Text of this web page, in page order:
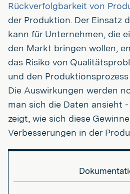
Rückverfolgbarkeit von
der Produktion. Der Einsatz
kann für Unternehmen, die
den Markt bringen wollen,
das Risiko von
und den
Die Auswirkungen werden
man sich die Daten ansieht
zeigt, wie sich diese
Verbesserungen in der